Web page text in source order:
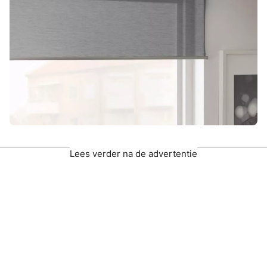
Lees verder na de advertentie